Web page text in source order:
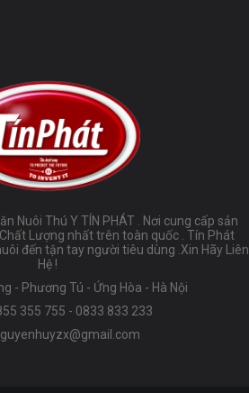
Nuôi Thú Y TÍN PHÁT . Nơi cung cấp sản
Lượng nhất trên toàn quốc . Tín Phát
đến tận tay người tiêu dùng .Xin Hãy Liên
Hệ !
- Phương Tú - Ứng Hòa - Hà Nội
355 755 - 0833 833 233